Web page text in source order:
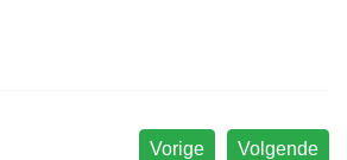
Volgende
Vorige